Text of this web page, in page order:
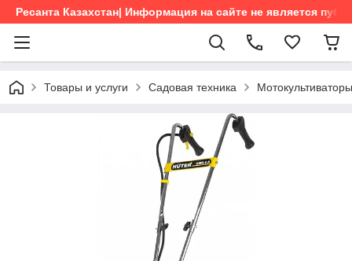
Ресанта Казахстан| Информация на сайте не является
Товары и услуги Садовая техника Мотокультиваторы